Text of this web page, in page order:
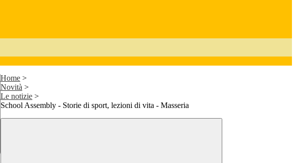
Home >
Novità >
Le notizie >
School Assembly - Storie di sport, lezioni di vita - Masseria